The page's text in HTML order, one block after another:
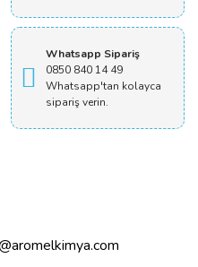
Whatsapp Sipariş
0850 840 14 49
Whatsapp'tan kolayca
sipariş verin.